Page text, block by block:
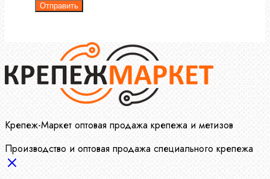
Отправить
Крепеж-Маркет оптовая продажа крепежа и метизов
Производство и оптовая продажа специального крепежа